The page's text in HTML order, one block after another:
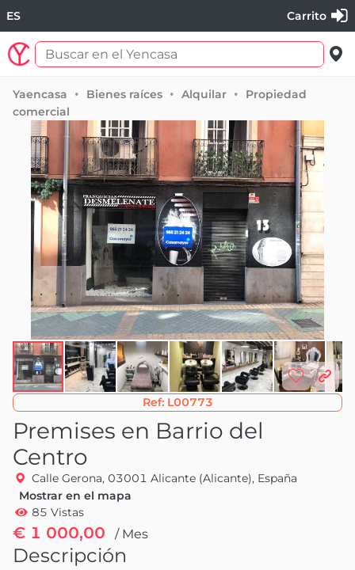
ES Carrito
Yaencasa Bienes raíces Alquilar
Propiedad
comercial
Ref: L00773
Premises en Barrio del
Centro
Calle Gerona, 03001 Alicante (Alicante), España
Mostrar en el mapa
85 Vistas
€ 1 000,00 / Mes
Descripción